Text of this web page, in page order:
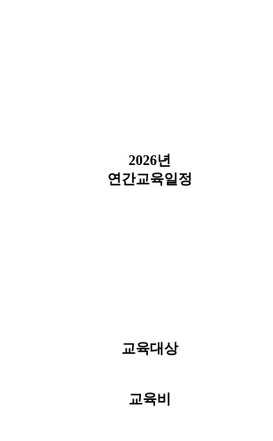
2026년
연간교육일정
교육대상
교육비